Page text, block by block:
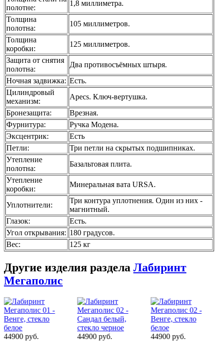
полотне:
1,8 миллиметра.
Толщина
полотна:
105 миллиметров.
Толщина
коробки:
125 миллиметров.
Защита от снятия
полотна:
Два противосъёмных штыря.
Ночная задвижка: Есть.
Цилиндровый
механизм:
Apecs. Ключ-вертушка.
Бронезащита:
Врезная.
Фурнитура:
Ручка Модена.
Эксцентрик:
Есть
Петли:
Три петли на скрытых подшипниках.
Утепление
полотна:
Базальтовая плита.
Утепление
коробки:
Минеральная вата URSA.
Уплотнители:
Три контура уплотнения. Один из них -
магнитный.
Глазок:
Есть.
Угол открывания: 180 градусов.
Вес: 125 кг
Другие изделия раздела Лабиринт
Мегаполис
44900 руб. 44900 руб.
43900 руб.